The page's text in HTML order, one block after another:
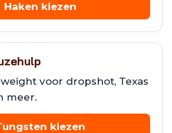
Haken kiezen
voor dropshot, Texas
meer.
kiezen